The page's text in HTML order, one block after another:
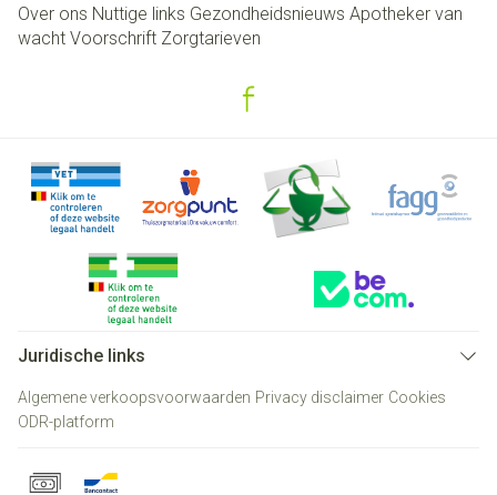
Over ons Nuttige links Gezondheidsnieuws Apotheker van
wacht Voorschrift Zorgtarieven
Juridische links
Algemene verkoopsvoorwaarden Privacy disclaimer Cookies
ODR-platform